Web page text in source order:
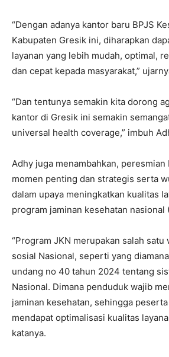
“Dengan adanya kantor baru BPJS
Kabupaten Gresik ini, diharapkan
layanan yang lebih mudah, optimal,
dan cepat kepada masyarakat,”
“Dan tentunya semakin kita dorong
kantor di Gresik ini semakin
universal health coverage,” imbuh
Adhy juga menambahkan,
momen penting dan strategis serta
dalam upaya meningkatkan kualitas
program jaminan kesehatan nasional
“Program JKN merupakan salah satu
sosial Nasional, seperti yang
undang no 40 tahun 2024 tentang
Nasional. Dimana penduduk wajib
jaminan kesehatan, sehingga
mendapat optimalisasi kualitas
katanya.